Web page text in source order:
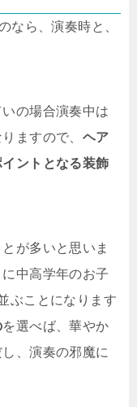
なら、演奏時と、
の場合演奏中は
ますので、 ヘア
ントとなる装飾
が多いと思いま
中高学年のお子
ぶことになります
を選べば、華やか
、演奏の邪魔に